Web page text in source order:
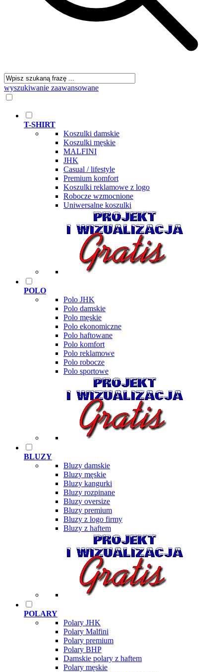
wyszukiwanie zaawansowane
T-SHIRT
Koszulki damskie
Koszulki męskie
MALFINI
JHK
Casual / lifestyle
Premium komfort
Koszulki reklamowe z logo
Robocze wzmocnione
Uniwersalne koszulki
POLO
Polo JHK
Polo damskie
Polo męskie
Polo ekonomiczne
Polo haftowane
Polo komfort
Polo reklamowe
Polo robocze
Polo sportowe
BLUZY
Bluzy damskie
Bluzy męskie
Bluzy kangurki
Bluzy rozpinane
Bluzy oversize
Bluzy premium
Bluzy z logo firmy
Bluzy z haftem
POLARY
Polary JHK
Polary Malfini
Polary premium
Polary BHP
Damskie polary z haftem
Polary męskie